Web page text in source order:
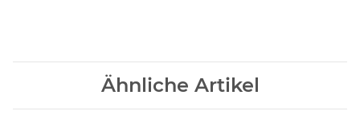
Ähnliche Artikel